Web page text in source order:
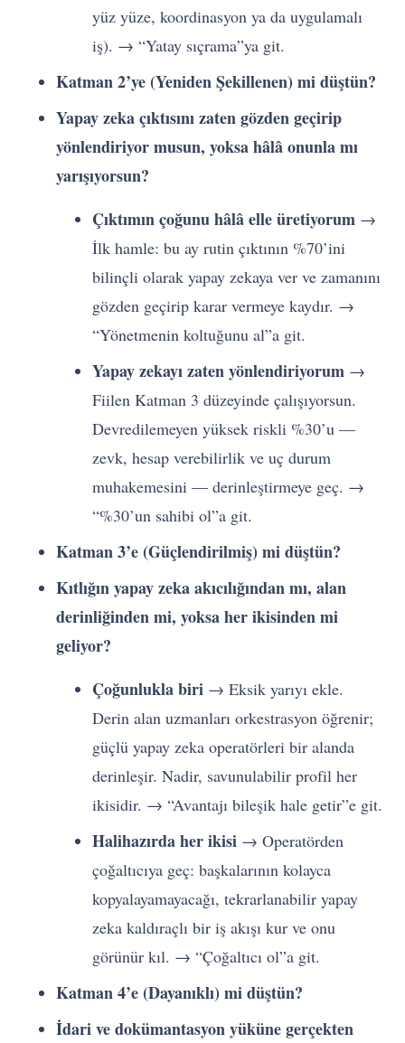
yüz yüze, koordinasyon ya da uygulamalı
iş). → “Yatay sıçrama”ya git.
Katman 2’ye (Yeniden Şekillenen) mi düştün?
Yapay zeka çıktısını zaten gözden geçirip
yönlendiriyor musun, yoksa hâlâ onunla mı
yarışıyorsun?
Çıktımın çoğunu hâlâ elle üretiyorum →
İlk hamle: bu ay rutin çıktının %70’ini
bilinçli olarak yapay zekaya ver ve zamanını
gözden geçirip karar vermeye kaydır. →
“Yönetmenin koltuğunu al”a git.
Yapay zekayı zaten yönlendiriyorum →
Fiilen Katman 3 düzeyinde çalışıyorsun.
Devredilemeyen yüksek riskli %30’u —
zevk, hesap verebilirlik ve uç durum
muhakemesini — derinleştirmeye geç. →
“%30’un sahibi ol”a git.
Katman 3’e (Güçlendirilmiş) mi düştün?
Kıtlığın yapay zeka akıcılığından mı, alan
derinliğinden mi, yoksa her ikisinden mi
geliyor?
Çoğunlukla biri → Eksik yarıyı ekle.
Derin alan uzmanları orkestrasyon öğrenir;
güçlü yapay zeka operatörleri bir alanda
derinleşir. Nadir, savunulabilir profil her
ikisidir. → “Avantajı bileşik hale getir”e git.
Halihazırda her ikisi → Operatörden
çoğaltıcıya geç: başkalarının kolayca
kopyalayamayacağı, tekrarlanabilir yapay
zeka kaldıraçlı bir iş akışı kur ve onu
görünür kıl. → “Çoğaltıcı ol”a git.
Katman 4’e (Dayanıklı) mi düştün?
İdari ve dokümantasyon yüküne gerçekten